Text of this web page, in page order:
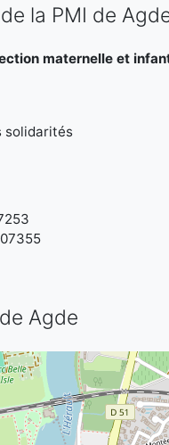
la PMI de
maternelle et
solidarités
Agde